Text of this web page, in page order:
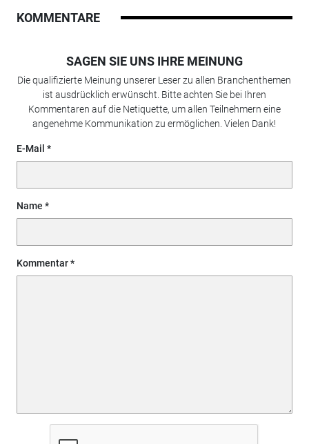
KOMMENTARE
SAGEN SIE UNS IHRE MEINUNG
Die qualifizierte Meinung unserer Leser zu allen Branchenthemen
ist ausdrücklich erwünscht. Bitte achten Sie bei Ihren
Kommentaren auf die Netiquette, um allen Teilnehmern eine
angenehme Kommunikation zu ermöglichen. Vielen Dank!
E-Mail
Name
Kommentar